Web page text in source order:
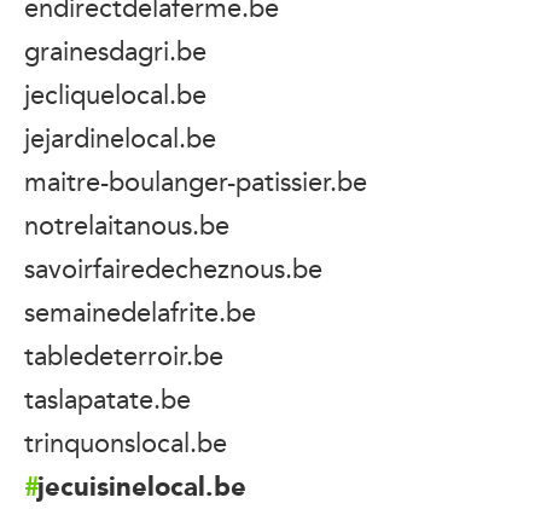
grainesdagri.be
jecliquelocal.be
jejardinelocal.be
maitre-boulanger-patissier.be
notrelaitanous.be
savoirfairedecheznous.be
semainedelafrite.be
tabledeterroir.be
taslapatate.be
trinquonslocal.be
jecuisinelocal.be